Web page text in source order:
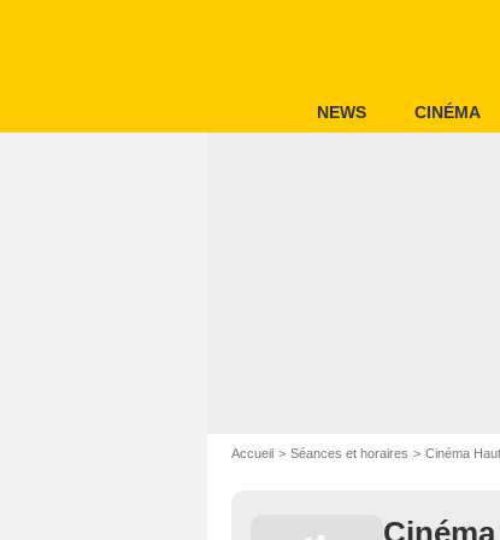
NEWS CINÉMA
Accueil Séances et horaires Cinéma